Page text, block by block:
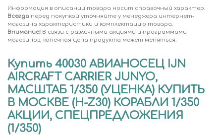
Информация в описании товара носит справочный характер.
Всегда перед покупкой уточняйте у менеджера интернет-
магазина характеристики и комплектацию товара.
Внимание! В связи с различными акциями и программами
магазинов, конечная цена продукта может меняться.
Купить 40030 АВИАНОСЕЦ IJN
AIRCRAFT CARRIER JUNYO,
МАСШТАБ 1/350 (УЦЕНКА) КУПИТЬ
В МОСКВЕ (H-Z30) КОРАБЛИ 1/350
АКЦИИ, СПЕЦПРЕДЛОЖЕНИЯ
(1/350)